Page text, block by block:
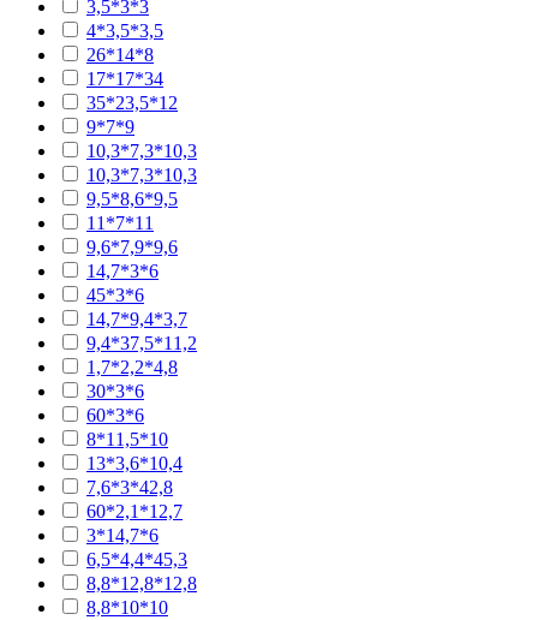
3,5*3*3
4*3,5*3,5
26*14*8
17*17*34
35*23,5*12
9*7*9
10,3*7,3*10,3
10,3*7,3*10,3
9,5*8,6*9,5
11*7*11
9,6*7,9*9,6
14,7*3*6
45*3*6
14,7*9,4*3,7
9,4*37,5*11,2
1,7*2,2*4,8
30*3*6
60*3*6
8*11,5*10
13*3,6*10,4
7,6*3*42,8
60*2,1*12,7
3*14,7*6
6,5*4,4*45,3
8,8*12,8*12,8
8,8*10*10